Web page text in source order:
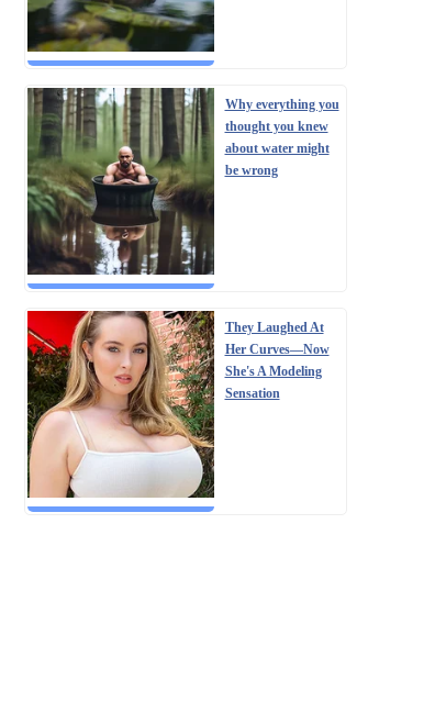
Why everything you
thought you knew
about water might
be wrong
They Laughed At
Her Curves—Now
She's A Modeling
Sensation